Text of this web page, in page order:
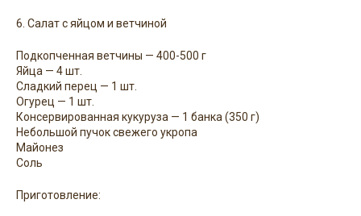
6. Салат с яйцом и ветчиной
Подкопченная ветчины — 400-500 г
Яйца — 4 шт.
Сладкий перец — 1 шт.
Огурец — 1 шт.
Консервированная кукуруза — 1 банка (350 г)
Небольшой пучок свежего укропа
Майонез
Соль
Приготовление: